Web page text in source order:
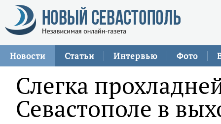
Новости Статьи Интервью Фото
Слегка
Севастополе в